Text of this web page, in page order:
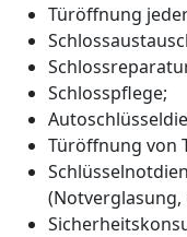
Türöffnung
Schlosspflege;
Türöffnung von